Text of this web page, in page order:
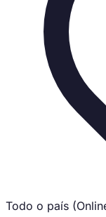
Todo o país